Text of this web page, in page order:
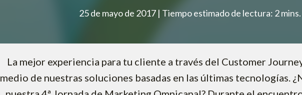
25 de mayo de 2017 | Tiempo estimado de lectura: 2 mins.
La mejor experiencia para tu cliente a través del Customer
medio de nuestras soluciones basadas en las últimas tecnologías.